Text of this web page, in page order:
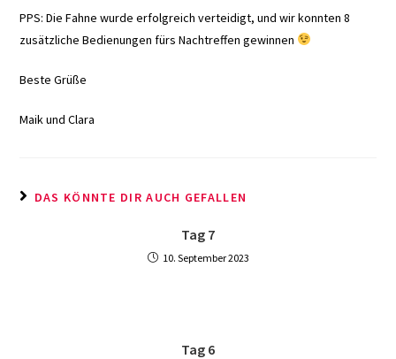
PPS: Die Fahne wurde erfolgreich verteidigt, und wir konnten 8
zusätzliche Bedienungen fürs Nachtreffen gewinnen
Beste Grüße
Maik und Clara
DAS KÖNNTE DIR AUCH GEFALLEN
Tag 7
10. September 2023
Tag 6